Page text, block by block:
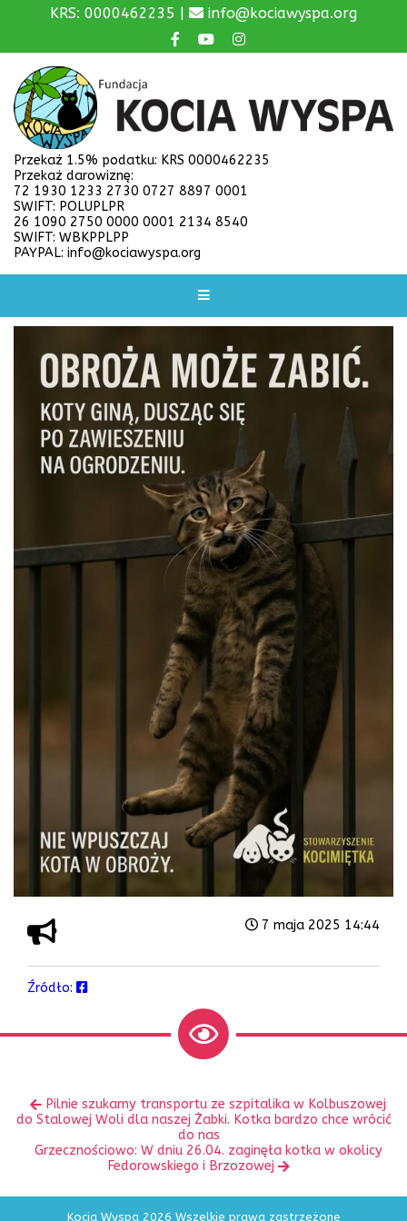
KRS: 0000462235 | info@kociawyspa.org
Przekaż 1.5% podatku: KRS 0000462235
Przekaż darowiznę:
72 1930 1233 2730 0727 8897 0001
SWIFT: POLUPLPR
26 1090 2750 0000 0001 2134 8540
SWIFT: WBKPPLPP
PAYPAL: info@kociawyspa.org
7 maja 2025 14:44
Źródło:
innePoprzedni
wpis:
Pilnie szukamy transportu ze szpitalika w Kolbuszowej
do Stalowej Woli dla naszej Żabki. Kotka bardzo chce wrócić
do nas
Następny
Grzecznościowo: W dniu 26.04. zaginęła kotka w okolicy
Fedorowskiego i Brzozowej
Kocia Wyspa 2026 Wszelkie prawa zastrzeżone